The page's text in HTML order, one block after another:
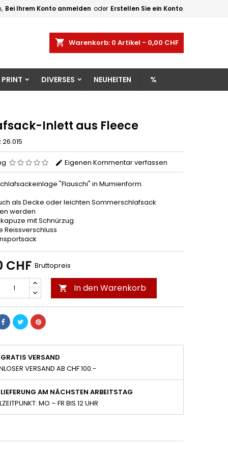
Bei Ihrem Konto anmelden oder Erstellen Sie ein Konto
shopping_cart Warenkorb: 0 Artikel - 0,00 CHF
DIVERSES NEUHEITEN %
Inlett aus Fleece
26.015
Eigenen Kommentar verfassen
"Flauschi" in Mumienform.
als Decke oder leichten Sommerschlafsack
werden
mit Schnürzug
Reissverschluss
CHF Bruttopreis
 In den Warenkorb
GRATIS VERSAND
VERSAND AB CHF 100.-
LIEFERUNG AM NÄCHSTEN ARBEITSTAG
MO – FR BIS 12 UHR